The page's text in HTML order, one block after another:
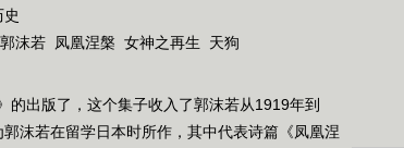
郭沫若 凤凰涅槃 女神之再生 天狗
出版了，这个集子收入了郭沫若从1919年到
沫若在留学日本时所作，其中代表诗篇《凤凰涅